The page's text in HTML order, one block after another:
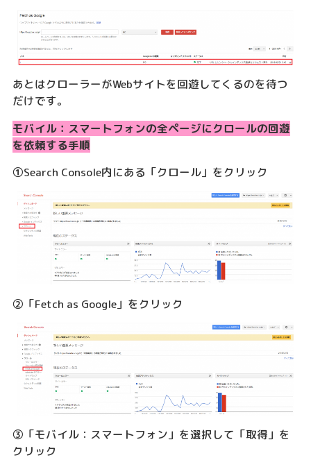
あとはクローラーがWebサイトを回遊してくるのを待つ
だけです。
モバイル：スマートフォンの全ページにクロールの回遊
を依頼する手順
①Search Console内にある「クロール」をクリック
②「Fetch as Google」をクリック
③「モバイル：スマートフォン」を選択して「取得」を
クリック